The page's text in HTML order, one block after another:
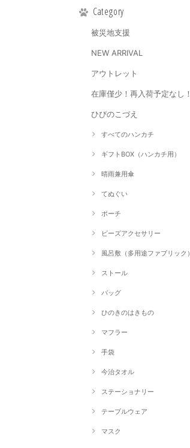
Category
被災地支援
NEW ARRIVAL
アウトレット
在庫僅少！再入荷予定なし！
ひびのこづえ
すべてのハンカチ
ギフトBOX（ハンカチ用）
晴雨兼用傘
てぬぐい
ポーチ
ビーズアクセサリー
風呂敷（多用途ファブリック）
ストール
バッグ
ひのきのはきもの
マフラー
手袋
今治タオル
ステーショナリー
テーブルウェア
マスク